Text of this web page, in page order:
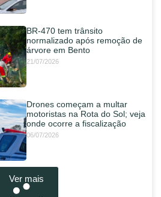
BR-470 tem trânsito
normalizado após remoção de
árvore em Bento
21/07/2026
Drones começam a multar
motoristas na Rota do Sol; veja
onde ocorre a fiscalização
06/07/2026
Ver mais